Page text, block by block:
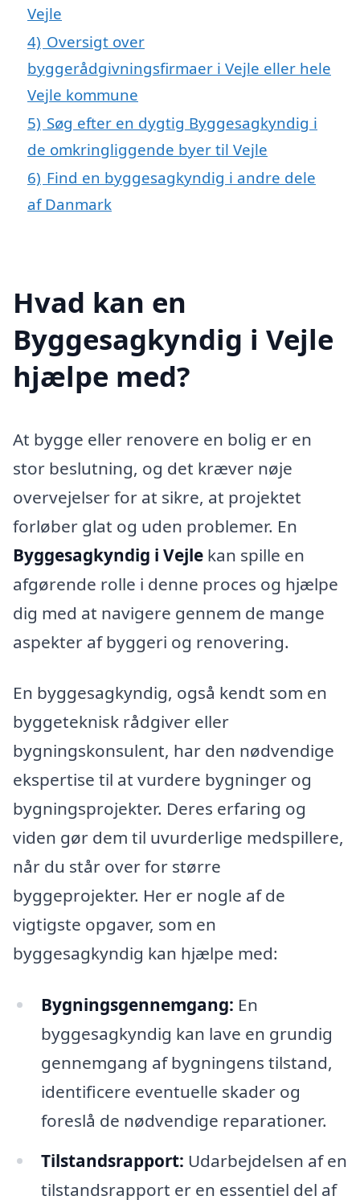
Vejle
4) Oversigt over
byggerådgivningsfirmaer i Vejle eller hele
Vejle kommune
5) Søg efter en dygtig Byggesagkyndig i
de omkringliggende byer til Vejle
6) Find en byggesagkyndig i andre dele
af Danmark
Hvad kan en
Byggesagkyndig i Vejle
hjælpe med?
At bygge eller renovere en bolig er en
stor beslutning, og det kræver nøje
overvejelser for at sikre, at projektet
forløber glat og uden problemer. En
Byggesagkyndig i Vejle kan spille en
afgørende rolle i denne proces og hjælpe
dig med at navigere gennem de mange
aspekter af byggeri og renovering.
En byggesagkyndig, også kendt som en
byggeteknisk rådgiver eller
bygningskonsulent, har den nødvendige
ekspertise til at vurdere bygninger og
bygningsprojekter. Deres erfaring og
viden gør dem til uvurderlige medspillere,
når du står over for større
byggeprojekter. Her er nogle af de
vigtigste opgaver, som en
byggesagkyndig kan hjælpe med:
Bygningsgennemgang: En
byggesagkyndig kan lave en grundig
gennemgang af bygningens tilstand,
identificere eventuelle skader og
foreslå de nødvendige reparationer.
Tilstandsrapport: Udarbejdelsen af en
tilstandsrapport er en essentiel del af